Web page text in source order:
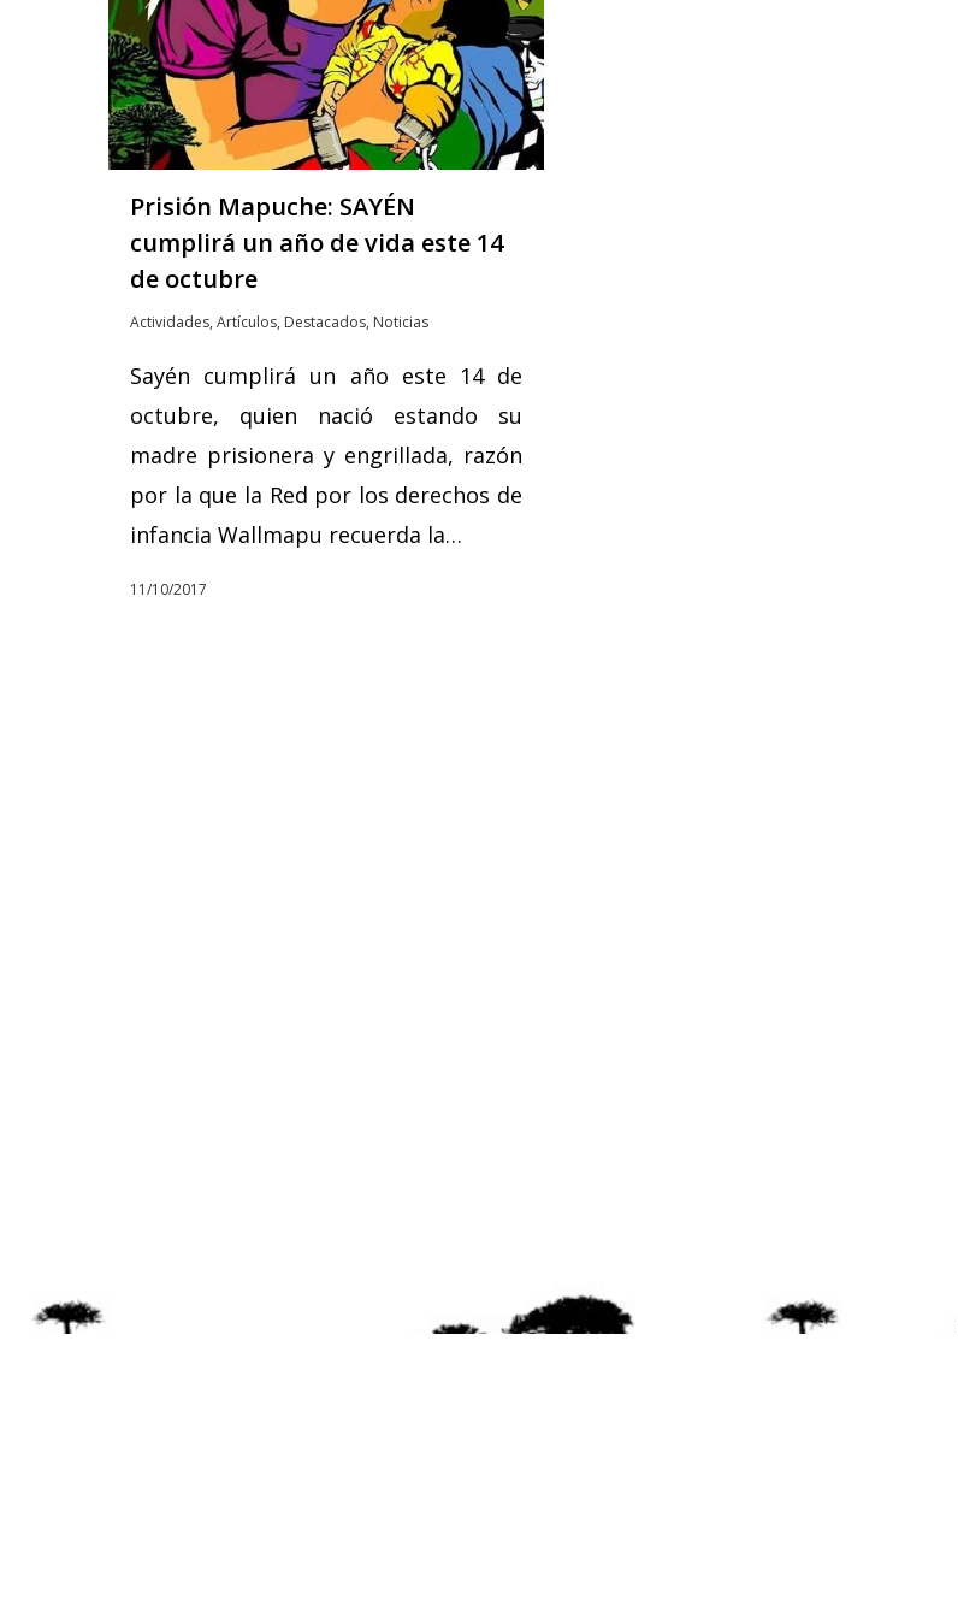
Prisión Mapuche: SAYÉN
cumplirá un año de vida este 14
de octubre
Actividades, Artículos, Destacados, Noticias
Sayén cumplirá un año este 14 de
octubre, quien nació estando su
madre prisionera y engrillada, razón
por la que la Red por los derechos de
infancia Wallmapu recuerda la…
11/10/2017